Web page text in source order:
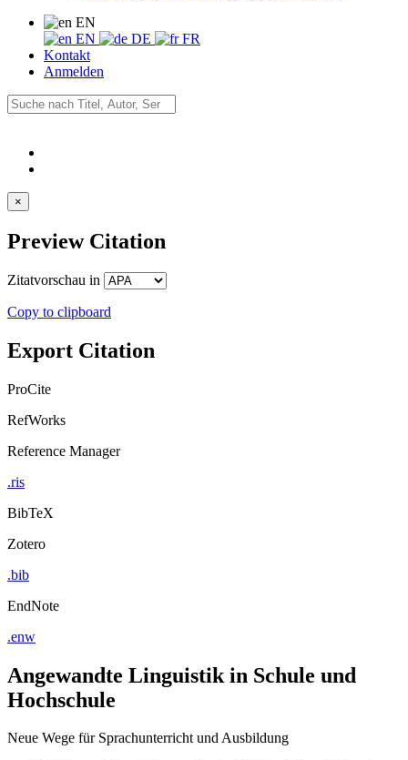
EN
EN
DE
FR
Kontakt
Anmelden
×
Preview Citation
Zitatvorschau in
Copy to clipboard
Export Citation
ProCite
RefWorks
Reference Manager
.ris
BibTeX
Zotero
.bib
EndNote
.enw
Angewandte Linguistik in Schule und
Hochschule
Neue Wege für Sprachunterricht und Ausbildung